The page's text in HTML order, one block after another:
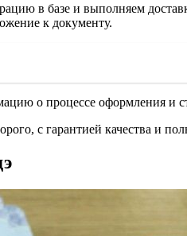
в базе и выполняем
к документу.
о процессе оформления и
с гарантией качества и